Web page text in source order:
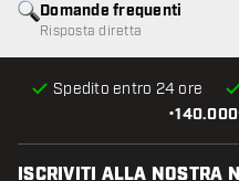
•
Spedito entro 24 ore
Domande frequenti
Risposta diretta
ISCRIVITI ALLA NOSTRA